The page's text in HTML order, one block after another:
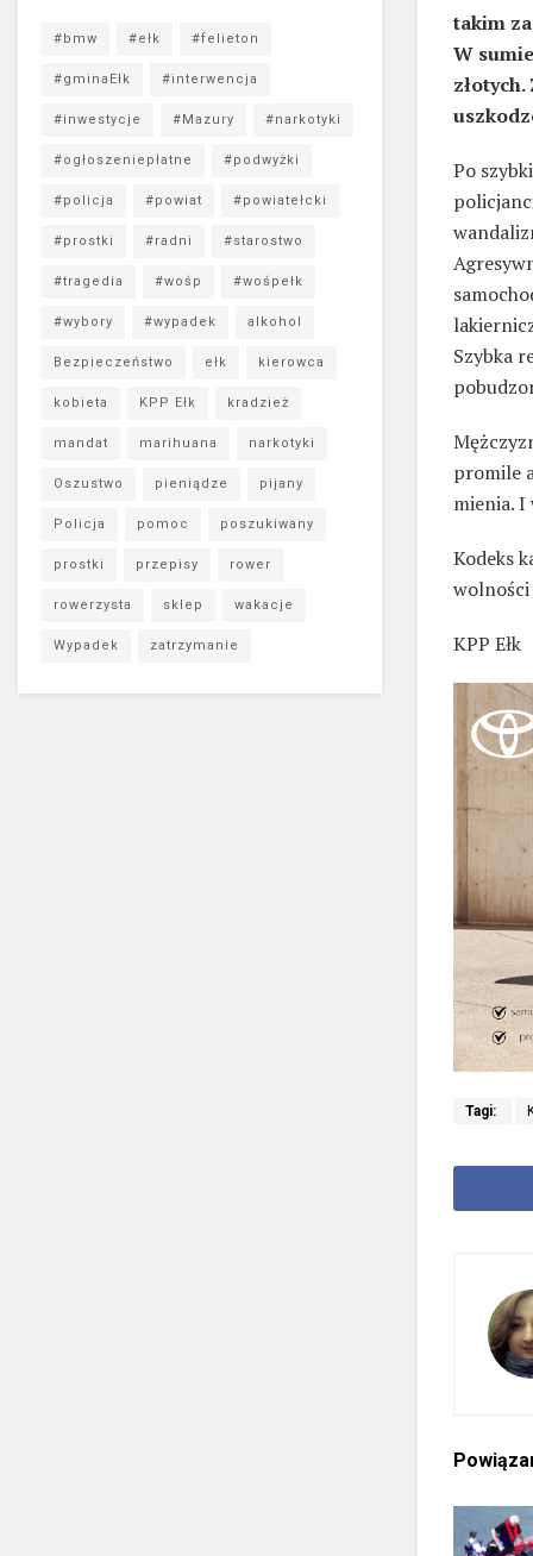
takim
W
Po
Szybka
promile
mienia. I
Kodeks
KPP Ełk
Tagi:
#bmw #ełk #felieton
#gminaEłk #interwencja
#inwestycje #Mazury #narkotyki
#ogłoszeniepłatne #podwyżki
#policja #powiat #powiatełcki
#prostki #radni #starostwo
#tragedia #wośp #wośpełk
#wybory #wypadek alkohol
Bezpieczeństwo ełk kierowca
kobieta KPP Ełk kradzież
mandat marihuana narkotyki
Oszustwo pieniądze pijany
Policja pomoc poszukiwany
prostki przepisy rower
rowerzysta sklep wakacje
Wypadek zatrzymanie